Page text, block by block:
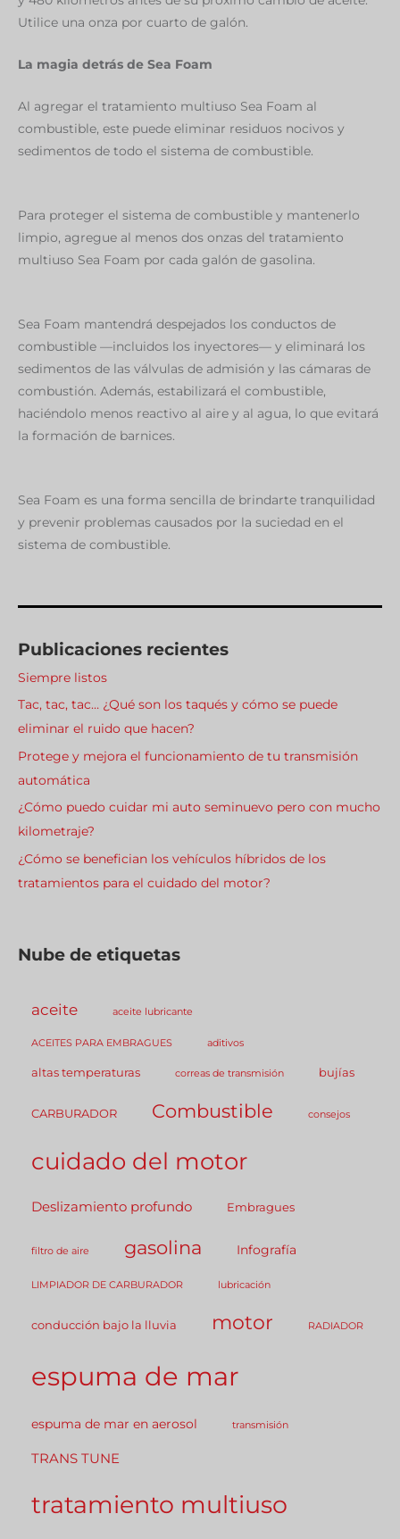
Utilice una onza por cuarto de galón.
La magia detrás de Sea Foam
Al agregar el tratamiento multiuso Sea Foam al
combustible, este puede eliminar residuos nocivos y
sedimentos de todo el sistema de combustible.
Para proteger el sistema de combustible y mantenerlo
limpio, agregue al menos dos onzas del tratamiento
multiuso Sea Foam por cada galón de gasolina.
Sea Foam mantendrá despejados los conductos de
combustible —incluidos los inyectores— y eliminará los
sedimentos de las válvulas de admisión y las cámaras de
combustión. Además, estabilizará el combustible,
haciéndolo menos reactivo al aire y al agua, lo que evitará
la formación de barnices.
Sea Foam es una forma sencilla de brindarte tranquilidad
y prevenir problemas causados por la suciedad en el
sistema de combustible.
Publicaciones recientes
Siempre listos
Tac, tac, tac… ¿Qué son los taqués y cómo se puede
eliminar el ruido que hacen?
Protege y mejora el funcionamiento de tu transmisión
automática
¿Cómo puedo cuidar mi auto seminuevo pero con mucho
kilometraje?
¿Cómo se benefician los vehículos híbridos de los
tratamientos para el cuidado del motor?
Nube de etiquetas
aceite aceite lubricante
ACEITES PARA EMBRAGUES aditivos
altas temperaturas correas de transmisión bujías
CARBURADOR Combustible consejos
cuidado del motor
Deslizamiento profundo Embragues
filtro de aire gasolina Infografía
LIMPIADOR DE CARBURADOR lubricación
conducción bajo la lluvia motor RADIADOR
espuma de mar
espuma de mar en aerosol transmisión
TRANS TUNE
tratamiento multiuso